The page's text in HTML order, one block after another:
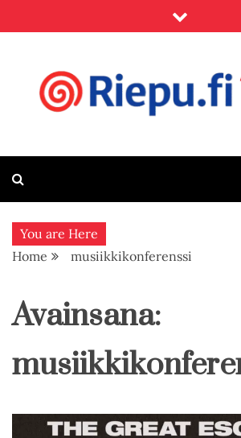
to
Riepu.fi
You are Here
Home
musiikkikonferenssi
Avainsana: